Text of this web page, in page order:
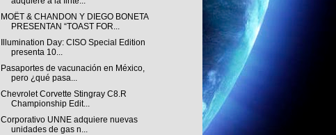
MOËT & CHANDON Y DIEGO BONETA
PRESENTAN “TOAST FOR...
Illumination Day: CISO Special Edition
presenta 10...
Pasaportes de vacunación en México,
pero ¿qué pasa...
Chevrolet Corvette Stingray C8.R
Championship Edit...
Corporativo UNNE adquiere nuevas
unidades de gas n...